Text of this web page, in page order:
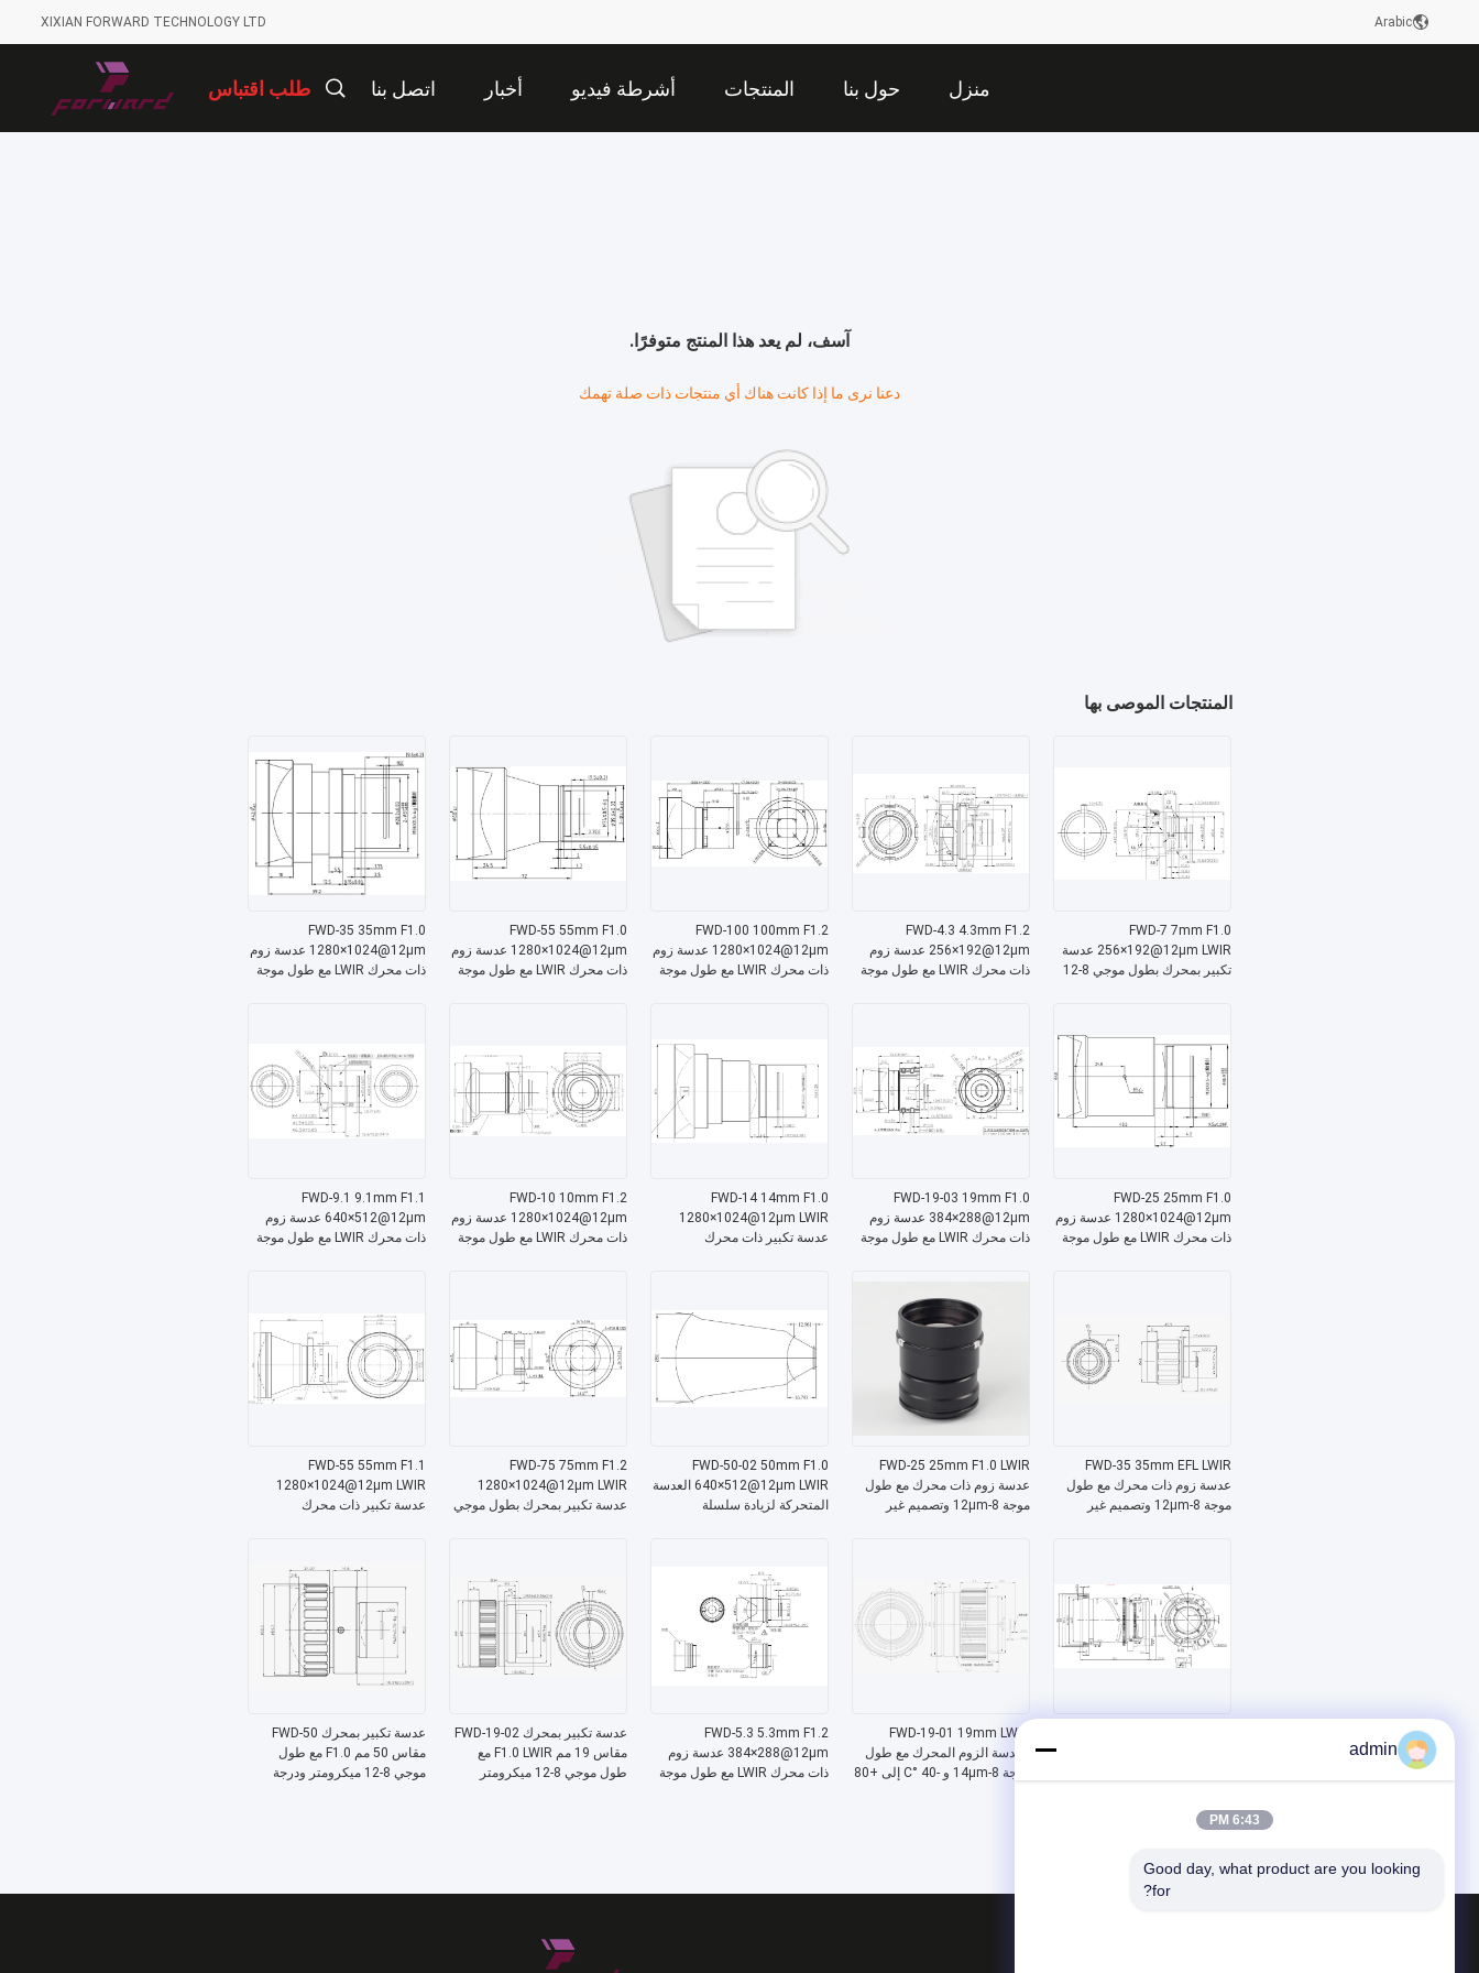
XIXIAN FORWARD TECHNOLOGY LTD Arabic
منزل حول بنا المنتجات أشرطة فيديو أخبار اتصل بنا طلب اقتباس
آسف، لم يعد هذا المنتج متوفرًا.
دعنا نرى ما إذا كانت هناك أي منتجات ذات صلة تهمك
المنتجات الموصى بها
FWD-35 35mm F1.0
1280×1024@12μm عدسة زوم
ذات محرك LWIR مع طول موجة
FWD-55 55mm F1.0
1280×1024@12μm عدسة زوم
ذات محرك LWIR مع طول موجة
FWD-100 100mm F1.2
1280×1024@12μm عدسة زوم
ذات محرك LWIR مع طول موجة
FWD-4.3 4.3mm F1.2
256×192@12μm عدسة زوم
ذات محرك LWIR مع طول موجة
FWD-7 7mm F1.0
256×192@12μm LWIR عدسة
تكبير بمحرك بطول موجي 8-12
FWD-9.1 9.1mm F1.1
640×512@12μm عدسة زوم
ذات محرك LWIR مع طول موجة
FWD-10 10mm F1.2
1280×1024@12μm عدسة زوم
ذات محرك LWIR مع طول موجة
FWD-14 14mm F1.0
1280×1024@12μm LWIR
عدسة تكبير ذات محرك
FWD-19-03 19mm F1.0
384×288@12μm عدسة زوم
ذات محرك LWIR مع طول موجة
FWD-25 25mm F1.0
1280×1024@12μm عدسة زوم
ذات محرك LWIR مع طول موجة
FWD-55 55mm F1.1
1280×1024@12μm LWIR
عدسة تكبير ذات محرك
FWD-75 75mm F1.2
1280×1024@12μm LWIR
عدسة تكبير بمحرك بطول موجي
FWD-50-02 50mm F1.0
640×512@12μm LWIR العدسة
المتحركة لزيادة سلسلة
FWD-25 25mm F1.0 LWIR
عدسة زوم ذات محرك مع طول
موجة 8-12μm وتصميم غير
FWD-35 35mm EFL LWIR
عدسة زوم ذات محرك مع طول
موجة 8-12μm وتصميم غير
عدسة تكبير بمحرك FWD-50
مقاس 50 مم F1.0 مع طول
موجي 8-12 ميكرومتر ودرجة
عدسة تكبير بمحرك FWD-19-02
مقاس 19 مم F1.0 LWIR مع
طول موجي 8-12 ميكرومتر
FWD-5.3 5.3mm F1.2
384×288@12μm عدسة زوم
ذات محرك LWIR مع طول موجة
FWD-19-01 19mm LWIR
العدسة الزوم المحرك مع طول
موجة 8-14μm و -40 °C إلى +80
سلسلة كالكوجينيد
admin
6:43 PM
Good day, what product are you looking
for?